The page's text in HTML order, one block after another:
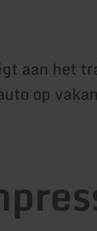
aan het
op